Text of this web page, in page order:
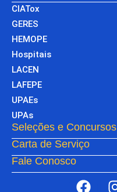
CIATox
GERES
HEMOPE
Hospitais
LACEN
LAFEPE
UPAEs
UPAs
Seleções e Concursos
Carta de Serviço
Fale Conosco